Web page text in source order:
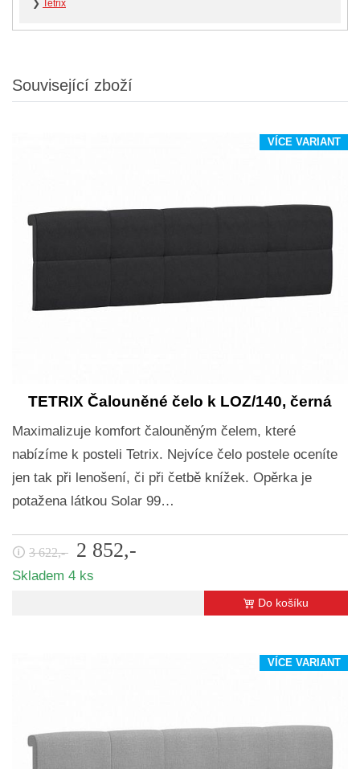
❯ Tetrix
Související zboží
VÍCE VARIANT
TETRIX Čalouněné čelo k LOZ/140, černá
Maximalizuje komfort čalouněným čelem, které
nabízíme k posteli Tetrix. Nejvíce čelo postele oceníte
jen tak při lenošení, či při četbě knížek. Opěrka je
potažena látkou Solar 99…
🛈 3 622,- 2 852,-
Skladem 4 ks
Do košíku
VÍCE VARIANT